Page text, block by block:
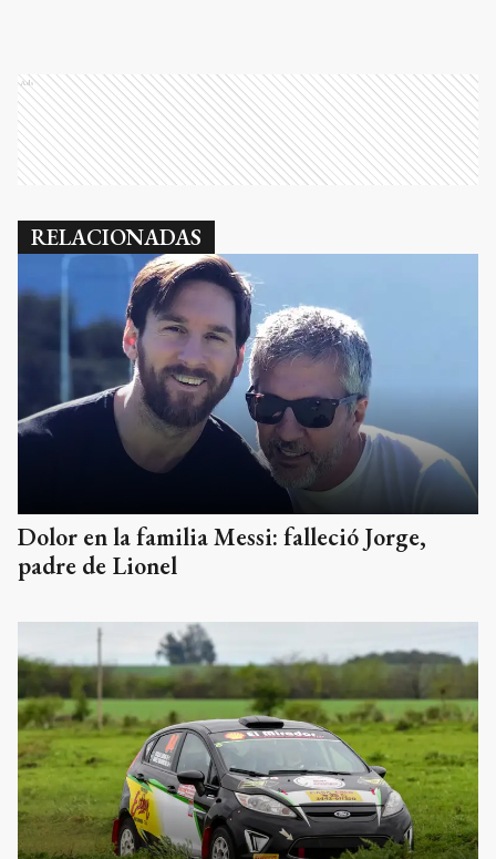
Ads
RELACIONADAS
Dolor en la familia Messi: falleció Jorge,
padre de Lionel